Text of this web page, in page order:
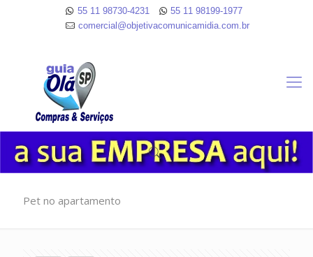
55 11 98730-4231
55 11 98199-1977
comercial@objetivacomunicamidia.com.br
Pet no apartamento